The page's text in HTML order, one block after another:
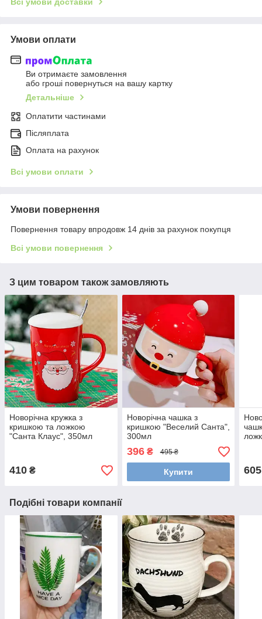
Умови оплати
Ви отримаєте замовлення
або гроші повернуться на вашу картку
Детальніше
Оплатити частинами
Післяплата
Оплата на рахунок
Всі умови оплати
Умови повернення
Повернення товару впродовж 14 днів за рахунок покупця
Всі умови повернення
З цим товаром також замовляють
Новорічна кружка з
кришкою та ложкою
"Санта Клаус", 350мл
410 ₴
Новорічна чашка з
кришкою "Веселий Санта",
300мл
396₴ 495 ₴
Купити 605
Подібні товари компанії